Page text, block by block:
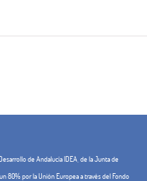
de Andalucía IDEA, de la Junta de
80% por la Unión Europea a través del Fondo